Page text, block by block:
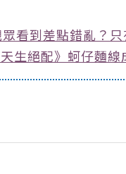
看到差點錯亂？只
生絕配》蚵仔麵線